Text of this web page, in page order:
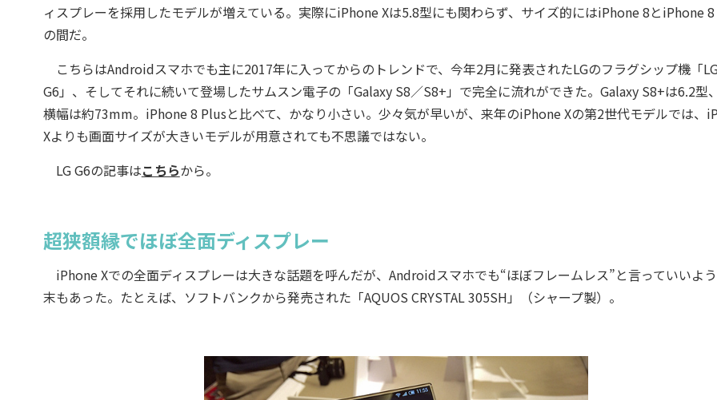
ィスプレーを採用したモデルが増えている。実際にiPhone Xは5.8型にも関わらず、サイズ的にはiPhone 8とiPhone
の間だ。
こちらはAndroidスマホでも主に2017年に入ってからのトレンドで、今年2月に発表されたLGのフラグシップ機「
G6」、そしてそれに続いて登場したサムスン電子の「Galaxy S8／S8+」で完全に流れができた。Galaxy S8+は6.2型
横幅は約73mm。iPhone 8 Plusと比べて、かなり小さい。少々気が早いが、来年のiPhone Xの第2世代モデルでは、
Xよりも画面サイズが大きいモデルが用意されても不思議ではない。
LG G6の記事はこちらから。
超狭額縁でほぼ全面ディスプレー
iPhone Xでの全面ディスプレーは大きな話題を呼んだが、Androidスマホでも“ほぼフレームレス”と言っていいよ
末もあった。たとえば、ソフトバンクから発売された「AQUOS CRYSTAL 305SH」（シャープ製）。